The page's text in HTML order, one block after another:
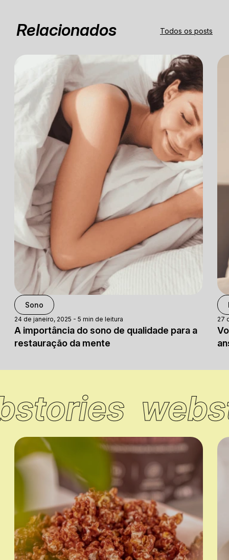
[4] Gulia KK, Kumar VM. Sleep disorders in the
2018 May;18(3):155–65.
[5] Ferracioli-Oda E, Qawasmi A, Bloch MH.
Meta-Analysis: Melatonin for the Treatment of
Primary Sleep Disorders. Romanovsky AA,
editor. PLoS ONE. 2013 May 17;8(5):e63773.
[6] Fatemeh G, Sajjad M, Niloufar R, Neda S,
Leila S, Khadijeh M. Effect of melatonin
supplementation on sleep quality: a systematic
review and meta-analysis of randomized
controlled trials. Journal of Neurology. 2021 Jan
8;269(1).
[7] Fatemeh G, Sajjad M, Niloufar R, Neda S,
Leila S, Khadijeh M. Effect of melatonin
supplementation on sleep quality: a systematic
review and meta-analysis of randomized
controlled trials. J Neurol. 2022 Jan;269(1):205-
216.
[8] Minari TP, Pisani LP. Melatonin
supplementation: new insights into health and
disease. Sleep Breath. 2025 Apr 25;29(2):169.
Relacionados Todos os posts
Sono
24 de janeiro, 2025 - 5 min de leitura
A importância do sono de qualidade para a
restauração da mente
27